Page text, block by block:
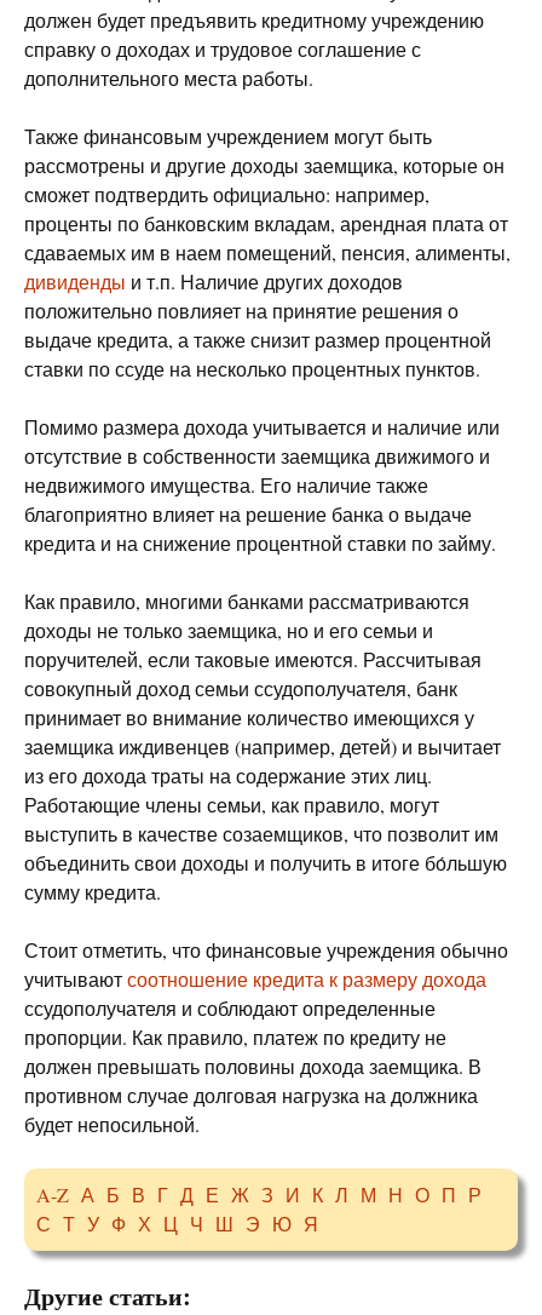
должен будет предъявить кредитному учреждению
справку о доходах и трудовое соглашение с
дополнительного места работы.
Также финансовым учреждением могут быть
рассмотрены и другие доходы заемщика, которые он
сможет подтвердить официально: например,
проценты по банковским вкладам, арендная плата от
сдаваемых им в наем помещений, пенсия, алименты,
дивиденды и т.п. Наличие других доходов
положительно повлияет на принятие решения о
выдаче кредита, а также снизит размер процентной
ставки по ссуде на несколько процентных пунктов.
Помимо размера дохода учитывается и наличие или
отсутствие в собственности заемщика движимого и
недвижимого имущества. Его наличие также
благоприятно влияет на решение банка о выдаче
кредита и на снижение процентной ставки по займу.
Как правило, многими банками рассматриваются
доходы не только заемщика, но и его семьи и
поручителей, если таковые имеются. Рассчитывая
совокупный доход семьи ссудополучателя, банк
принимает во внимание количество имеющихся у
заемщика иждивенцев (например, детей) и вычитает
из его дохода траты на содержание этих лиц.
Работающие члены семьи, как правило, могут
выступить в качестве созаемщиков, что позволит им
объединить свои доходы и получить в итоге бо́льшую
сумму кредита.
Стоит отметить, что финансовые учреждения обычно
учитываютсоотношение кредита к размеру дохода
ссудополучателя и соблюдают определенные
пропорции. Как правило, платеж по кредиту не
должен превышать половины дохода заемщика. В
противном случае долговая нагрузка на должника
будет непосильной.
A-Z А Б В Г Д Е Ж З И К Л М Н О П Р
С Т У Ф Х Ц Ч Ш Э Ю Я
Другие статьи: